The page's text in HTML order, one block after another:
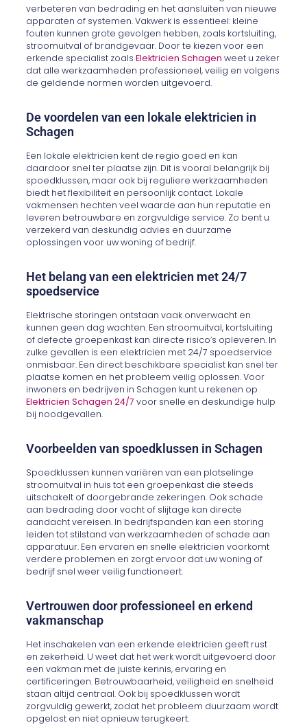
verbeteren van bedrading en het aansluiten van nieuwe
apparaten of systemen. Vakwerk is essentieel: kleine
fouten kunnen grote gevolgen hebben, zoals kortsluiting,
stroomuitval of brandgevaar. Door te kiezen voor een
erkende specialist zoalsElektricien Schagen weet u zeker
dat alle werkzaamheden professioneel, veilig en volgens
de geldende normen worden uitgevoerd.
De voordelen van een lokale elektricien in
Schagen
Een lokale elektricien kent de regio goed en kan
daardoor snel ter plaatse zijn. Dit is vooral belangrijk bij
spoedklussen, maar ook bij reguliere werkzaamheden
biedt het flexibiliteit en persoonlijk contact. Lokale
vakmensen hechten veel waarde aan hun reputatie en
leveren betrouwbare en zorgvuldige service. Zo bent u
verzekerd van deskundig advies en duurzame
oplossingen voor uw woning of bedrijf.
Het belang van een elektricien met 24/7
spoedservice
Elektrische storingen ontstaan vaak onverwacht en
kunnen geen dag wachten. Een stroomuitval, kortsluiting
of defecte groepenkast kan directe risico’s opleveren. In
zulke gevallen is een elektricien met 24/7 spoedservice
onmisbaar. Een direct beschikbare specialist kan snel ter
plaatse komen en het probleem veilig oplossen. Voor
inwoners en bedrijven in Schagen kunt u rekenen op
Elektricien Schagen 24/7 voor snelle en deskundige hulp
bij noodgevallen.
Voorbeelden van spoedklussen in Schagen
Spoedklussen kunnen variëren van een plotselinge
stroomuitval in huis tot een groepenkast die steeds
uitschakelt of doorgebrande zekeringen. Ook schade
aan bedrading door vocht of slijtage kan directe
aandacht vereisen. In bedrijfspanden kan een storing
leiden tot stilstand van werkzaamheden of schade aan
apparatuur. Een ervaren en snelle elektricien voorkomt
verdere problemen en zorgt ervoor dat uw woning of
bedrijf snel weer veilig functioneert.
Vertrouwen door professioneel en erkend
vakmanschap
Het inschakelen van een erkende elektricien geeft rust
en zekerheid. U weet dat het werk wordt uitgevoerd door
een vakman met de juiste kennis, ervaring en
certificeringen. Betrouwbaarheid, veiligheid en snelheid
staan altijd centraal. Ook bij spoedklussen wordt
zorgvuldig gewerkt, zodat het probleem duurzaam wordt
opgelost en niet opnieuw terugkeert.